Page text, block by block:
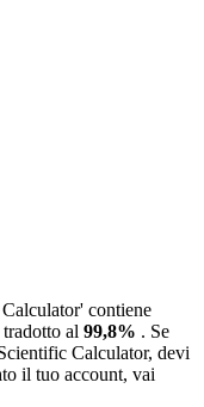
contiene
al 99,8% . Se
Calculator, devi
il tuo account, vai